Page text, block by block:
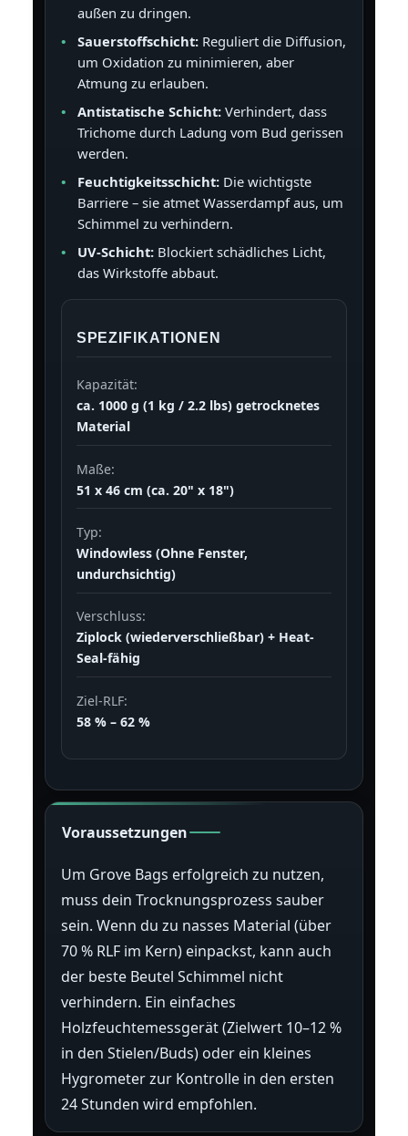
außen zu dringen.
Sauerstoffschicht:Reguliert die Diffusion,
um Oxidation zu minimieren, aber
Atmung zu erlauben.
Antistatische Schicht:Verhindert, dass
Trichome durch Ladung vom Bud gerissen
werden.
Feuchtigkeitsschicht:Die wichtigste
Barriere – sie atmet Wasserdampf aus, um
Schimmel zu verhindern.
UV-Schicht:Blockiert schädliches Licht,
das Wirkstoffe abbaut.
SPEZIFIKATIONEN
Kapazität:
ca. 1000 g (1 kg / 2.2 lbs) getrocknetes
Material
Maße:
51 x 46 cm (ca. 20" x 18")
Typ:
Windowless (Ohne Fenster,
undurchsichtig)
Verschluss:
Ziplock (wiederverschließbar) + Heat-
Seal-fähig
Ziel-RLF:
58 % – 62 %
Voraussetzungen
Um Grove Bags erfolgreich zu nutzen,
muss dein Trocknungsprozess sauber
sein. Wenn du zu nasses Material (über
70 % RLF im Kern) einpackst, kann auch
der beste Beutel Schimmel nicht
verhindern. Ein einfaches
Holzfeuchtemessgerät (Zielwert 10–12 %
in den Stielen/Buds) oder ein kleines
Hygrometer zur Kontrolle in den ersten
24 Stunden wird empfohlen.